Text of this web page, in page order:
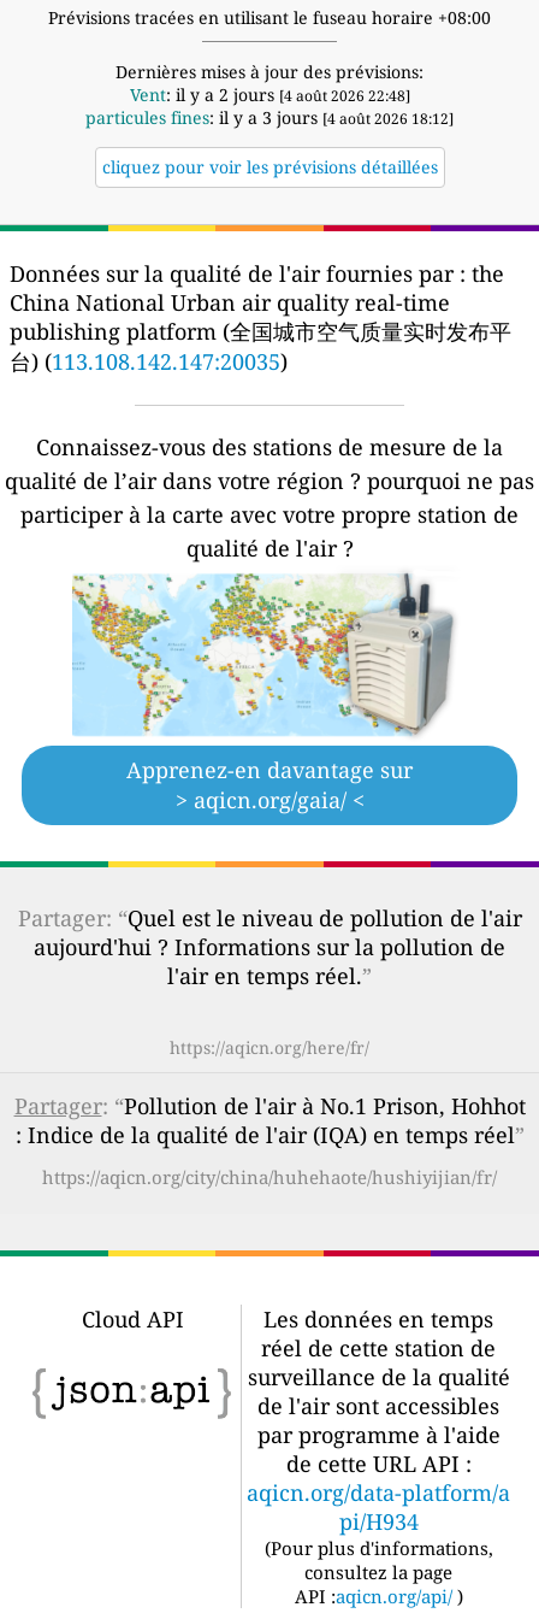
Prévisions tracées en utilisant le fuseau horaire +08:00
Dernières mises à jour des prévisions:
Vent: il y a 2 jours [4 août 2026 22:48]
particules fines: il y a 3 jours [4 août 2026 18:12]
cliquez pour voir les prévisions détaillées
Données sur la qualité de l'air fournies par : the
China National Urban air quality real-time
publishing platform (全国城市空气质量实时发布平
台) (113.108.142.147:20035)
Connaissez-vous des stations de mesure de la
qualité de l’air dans votre région ? pourquoi ne pas
participer à la carte avec votre propre station de
qualité de l'air ?
Apprenez-en davantage sur
> aqicn.org/gaia/ <
Partager: “Quel est le niveau de pollution de l'air
aujourd'hui ? Informations sur la pollution de
l'air en temps réel.”
https://aqicn.org/here/fr/
Partager: “Pollution de l'air à No.1 Prison, Hohhot
: Indice de la qualité de l'air (IQA) en temps réel”
https://aqicn.org/city/china/huhehaote/hushiyijian/fr/
Cloud API
Les données en temps
réel de cette station de
surveillance de la qualité
de l'air sont accessibles
par programme à l'aide
de cette URL API :
aqicn.org/data-platform/a
pi/H934
(Pour plus d'informations,
consultez la page
API :aqicn.org/api/ )